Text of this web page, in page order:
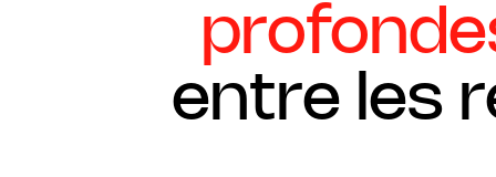
Innovation : focus sur la
Innovations dans les
Accessoires et
Innovations pour la révolution
10 technologies pour
électrifier le futur
entre les